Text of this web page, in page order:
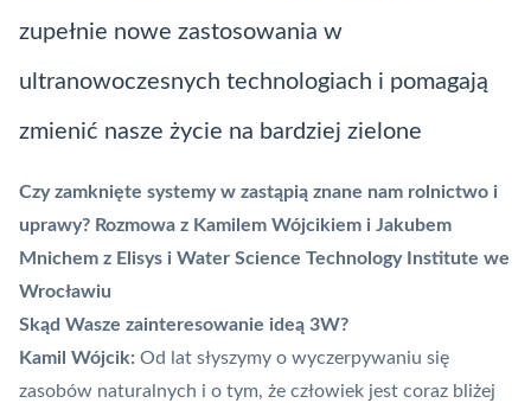
zupełnie nowe zastosowania w
ultranowoczesnych technologiach i pomagają
zmienić nasze życie na bardziej zielone
Czy zamknięte systemy w zastąpią znane nam rolnictwo i
uprawy? Rozmowa z Kamilem Wójcikiem i Jakubem
Mnichem z Elisys i Water Science Technology Institute we
Wrocławiu
Skąd Wasze zainteresowanie ideą 3W?
Kamil Wójcik: Od lat słyszymy o wyczerpywaniu się
zasobów naturalnych i o tym, że człowiek jest coraz bliżej